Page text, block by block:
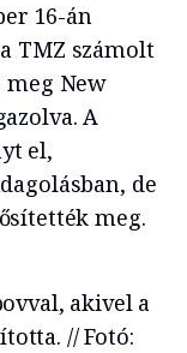
16-án
TMZ számolt
meg New
A
el,
de
meg.
akivel a
// Fotó: